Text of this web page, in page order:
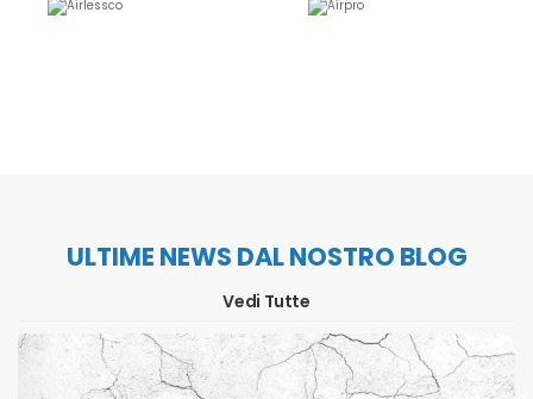
ULTIME NEWS DAL NOSTRO BLOG
Vedi Tutte